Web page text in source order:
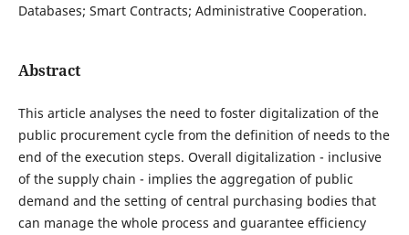
Databases; Smart Contracts; Administrative Cooperation.
Abstract
This article analyses the need to foster digitalization of the
public procurement cycle from the definition of needs to the
end of the execution steps. Overall digitalization - inclusive
of the supply chain - implies the aggregation of public
demand and the setting of central purchasing bodies that
can manage the whole process and guarantee efficiency